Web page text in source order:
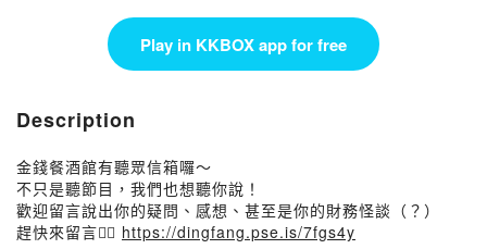
Play in KKBOX app for free
Description
金錢餐酒館有聽眾信箱囉～
不只是聽節目，我們也想聽你說！
歡迎留言說出你的疑問、感想、甚至是你的財務怪談（？）
趕快來留言👉🏼 https://dingfang.pse.is/7fgs4y